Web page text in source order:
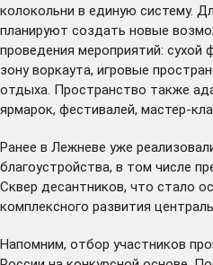
колокольни в единую систему.
планируют создать новые
проведения мероприятий: сухой
зону воркаута, игровые
отдыха. Пространство также
ярмарок, фестивалей, мастер-
Ранее в Лежневе уже
благоустройства, в том числе
Сквер десантников, что стало
комплексного развития
Напомним, отбор участников